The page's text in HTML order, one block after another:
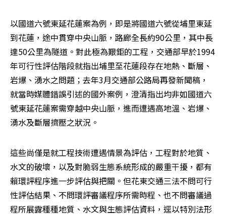
以國道六號東延花蓮案為例，即是將國道六號從埔里東延
到花蓮，途中貫穿中央山脈，路廊全長約90公里，其中長
達50公里為隧道。對此極為艱鉅的工程，交通部早於1994
年可行性評估階段就指出埔里至花蓮段存在地熱、斷層、
岩爆、湧水之問題；去年3月交通部公路局再發新聞稿，
就當時媒體錯誤引述的國外案例，澄清指出均非如國道六
號東延花蓮案需穿越中央山脈，進而遭遇高地溫、岩爆、
湧水及斷層擠壓之狀況。
這些尚僅是就工程技術遭遇情景為評估，工程對於地質、
水文的破壞，以及對脆弱生態系統形成的嚴重干擾，都有
賴環評程序進一步評估與把關。但花東交通三法不問可行
性評估結果、不問環評審議程序所需時程、也不問審議過
程所展露種種地質、水文與生態評估資料，逕以特別法形